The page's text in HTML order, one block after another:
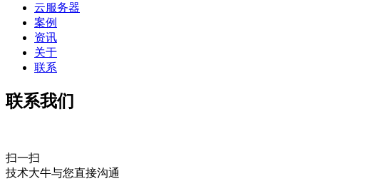
云服务器
案例
资讯
关于
联系
联系我们
扫一扫
技术大牛与您直接沟通